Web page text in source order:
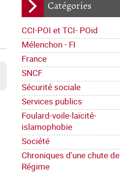
Catégories
CCI-POI et TCI- POid
Mélenchon - FI
France
SNCF
Sécurité sociale
Services publics
Foulard-voile-laïcité-
islamophobie
Société
Chroniques d'une chute de
Régime